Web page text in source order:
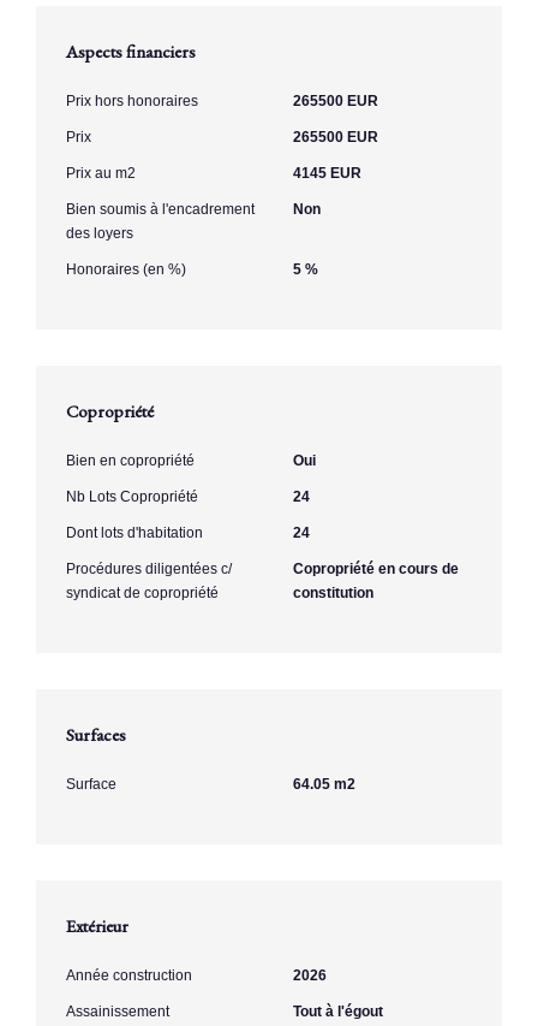
Aspects financiers
Prix hors honoraires 265500 EUR
Prix 265500 EUR
Prix au m2 4145 EUR
Bien soumis à l'encadrement
des loyers
Non
Honoraires (en %) 5 %
Copropriété
Bien en copropriété Oui
Nb Lots Copropriété 24
Dont lots d'habitation 24
Procédures diligentées c/
syndicat de copropriété
Copropriété en cours de
constitution
Surfaces
Surface 64.05 m2
Extérieur
Année construction 2026
Assainissement Tout à l'égout